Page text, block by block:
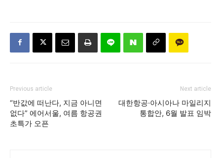
Previous article
“반값에 떠난다, 지금 아니면
없다” 에어서울, 여름 항공권
초특가 오픈
Next article
대한항공·아시아나 마일리지
통합안, 6월 발표 임박